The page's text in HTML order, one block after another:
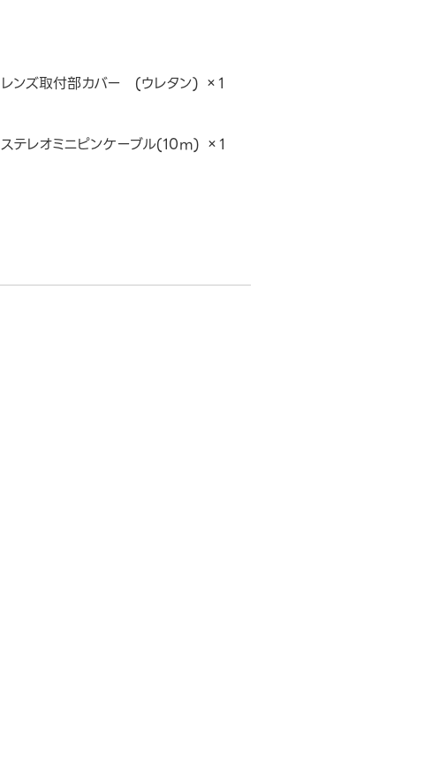
レンズ取付部カバー (ウレタン) ×1
ステレオミニピンケーブル(10m) ×1